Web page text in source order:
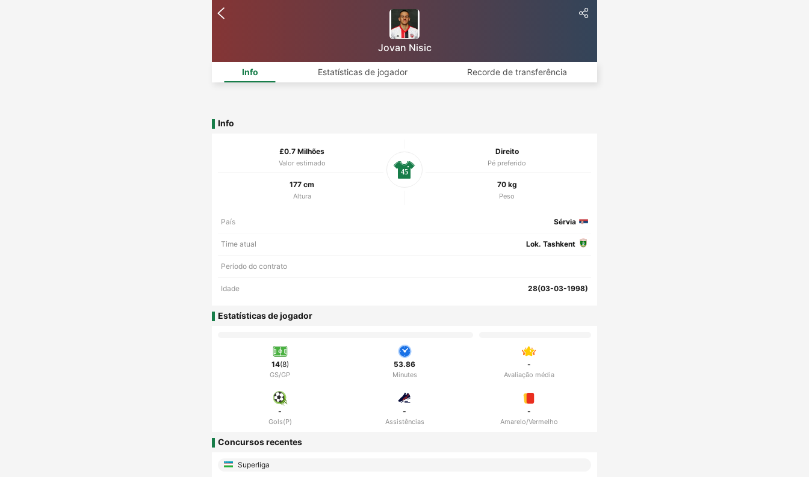
Jovan Nisic
Info Estatísticas de jogador Recorde de transferência
Info
£0.7 Milhões
Valor estimado
Direito
Pé preferido
177 cm
Altura
70 kg
Peso
45
País Sérvia
Time atual Lok. Tashkent
Período do contrato
Idade 28(03-03-1998)
Estatísticas de jogador
14(8)
GS/GP
53.86
Minutes
-
Avaliação média
-
Gols(P)
-
Assistências
-
Amarelo/Vermelho
Concursos recentes
Superliga